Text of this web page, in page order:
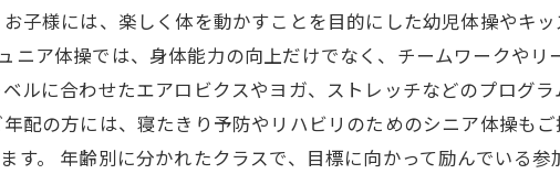
子様には、楽しく体を動かすことを目的にした幼児体操やキ
ニア体操では、身体能力の向上だけでなく、チームワークやリ
ルに合わせたエアロビクスやヨガ、ストレッチなどのプログ
配の方には、寝たきり予防やリハビリのためのシニア体操も
す。 年齢別に分かれたクラスで、目標に向かって励んでいる